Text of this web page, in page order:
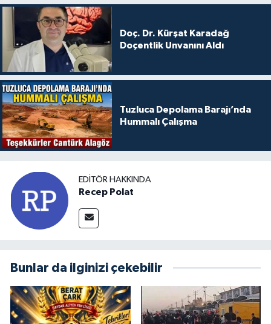
Doç. Dr. Kürşat Karadağ
Doçentlik Unvanını Aldı
Tuzluca Depolama Barajı’nda
Hummalı Çalışma
EDITÖR HAKKINDA
Recep Polat
Bunlar da ilginizi çekebilir